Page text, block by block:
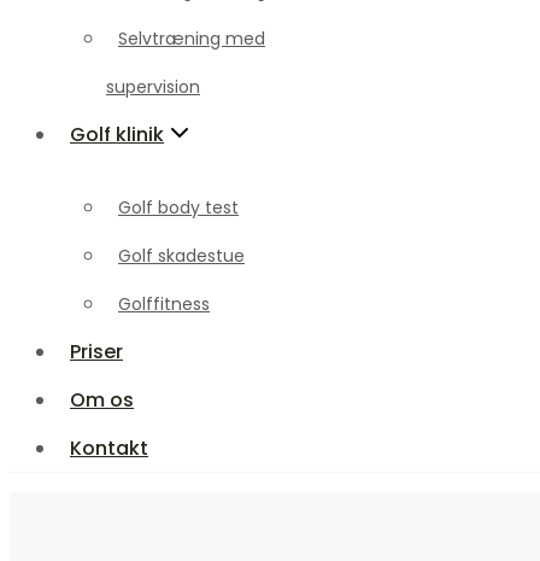
Golf klinik
Golf body test
Golf skadestue
Golffitness
Priser
Om os
Kontakt
Selvtræning med
supervision
Golf klinik
Golf body test
Golf skadestue
Golffitness
Priser
Om os
Kontakt